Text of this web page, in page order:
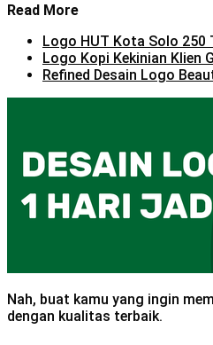
Read More
Logo HUT Kota Solo 250
Logo Kopi Kekinian Klien
Refined Desain Logo
Nah, buat kamu yang ingin
dengan kualitas terbaik.